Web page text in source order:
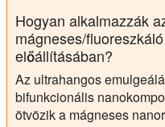
Hogyan alkalmazzák
mágneses/
előállításában?
Az ultrahangos
bifunkcionális
ötvözik a mágneses